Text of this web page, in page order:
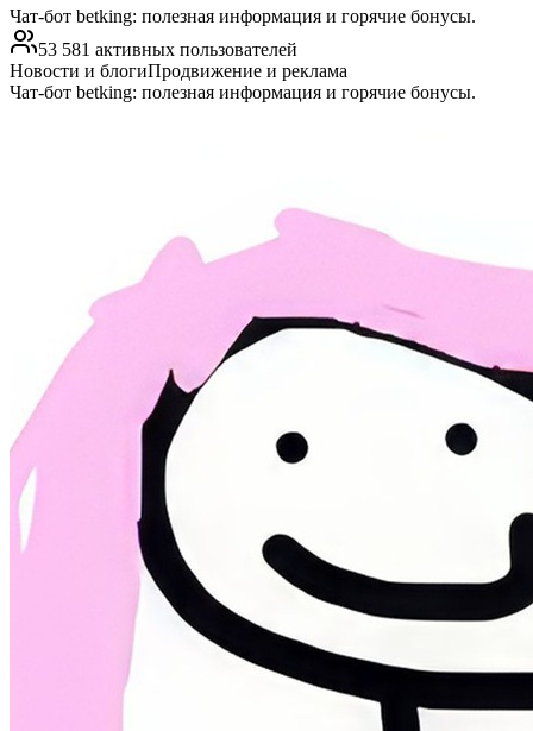
Чат-бот betking: полезная информация и горячие бонусы.
53 581 активных пользователей
Новости и блогиПродвижение и реклама
Чат-бот betking: полезная информация и горячие бонусы.